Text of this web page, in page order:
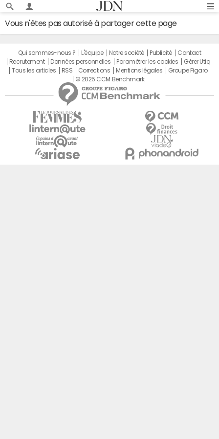
Vous n'êtes pas autorisé à partager cette page
Qui sommes-nous ? L'équipe Notre société Publicité
Contact
Recrutement
Données personnelles Paramétrer les cookies
Gérer Utiq
Tous les articles
RSS Corrections Mentions légales
Groupe Figaro
© 2025 CCM Benchmark